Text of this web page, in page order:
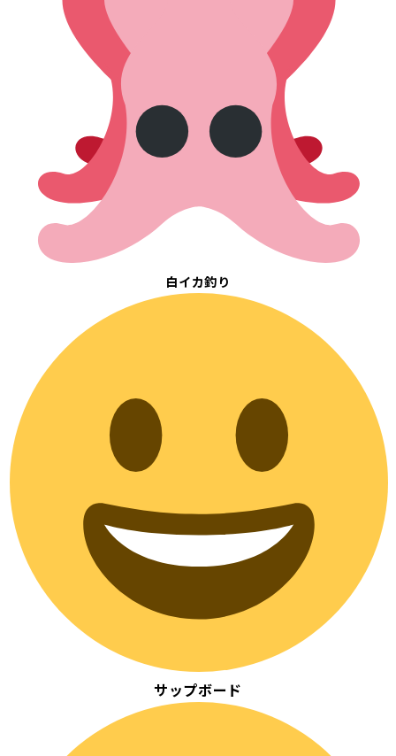
白イカ釣り
サップボード